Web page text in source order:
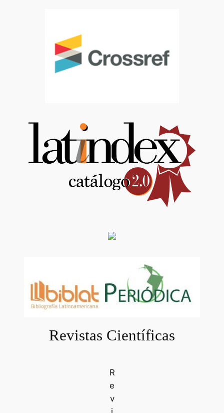
Revistas Científicas
R
e
v